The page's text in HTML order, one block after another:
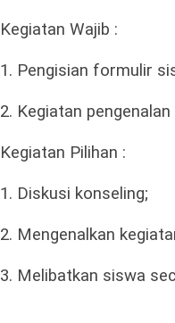
Kegiatan Wajib :
1. Pengisian formulir
2. Kegiatan
Kegiatan Pilihan :
1. Diskusi konseling;
2. Mengenalkan
3. Melibatkan siswa